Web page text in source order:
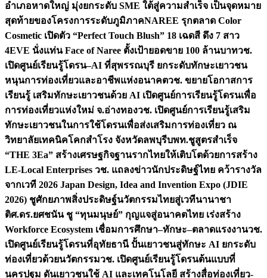
อำเภอหาดใหญ่ มุ่งยกระดับ SME ใต้สู่ความสำเร็จ เป็นจุดหมาย
สุดท้ายของโครงการระดับภูมิภาคNAREE รุกตลาด Color
Cosmetic เปิดตัว “Perfect Touch Blush” 18 เฉดสี ดึง 7 สาว
4EVE นั่งแท่น Face of Naree ตั้งเป้ายอดขาย 100 ล้านบาทวช.
เปิดศูนย์เรียนรู้โดรน–AI ที่สุพรรณบุรี ยกระดับทักษะเยาวชน
หนุนการท่องเที่ยวและอาชีพแห่งอนาคตวช. ขยายโอกาสการ
เรียนรู้ เสริมทักษะเยาวชนด้วย AI เปิดศูนย์การเรียนรู้โดรนเพื่อ
การท่องเที่ยวแห่งใหม่ จ.อ่างทองวช. เปิดศูนย์การเรียนรู้เสริม
ทักษะเยาวชนในการใช้โดรนเพื่อส่งเสริมการท่องเที่ยว ณ
วิทยาลัยเทคนิคโคกสำโรง จังหวัดลพบุรีบพท.ชูสูตรสำเร็จ
“THE 3Ea” สร้างเศรษฐกิจฐานรากไทยให้เติบโตด้วยการสร้าง
LE-Local Enterprises วช. แถลงข่าวนักประดิษฐ์ไทย คว้ารางวัล
จากเวที 2026 Japan Design, Idea and Invention Expo (JDIE
2026) ชูศักยภาพสิ่งประดิษฐ์นวัตกรรมไทยสู่เวทีนานาชา
ติศ.ดร.ยศชนัน ชู “ทุนมนุษย์” กุญแจสู่อนาคตไทย เร่งสร้าง
Workforce Ecosystem เชื่อมการศึกษา–ทักษะ–ตลาดแรงงานวช.
เปิดศูนย์เรียนรู้โดรนที่อุทัยธานี ปั้นเยาวชนสู่ทักษะ AI ยกระดับ
ท่องเที่ยวด้วยนวัตกรรมวช. เปิดศูนย์เรียนรู้โดรนต้นแบบที่
นครปฐม ดันเยาวชนใช้ AI และเทคโนโลยี สร้างสื่อท่องเที่ยว-